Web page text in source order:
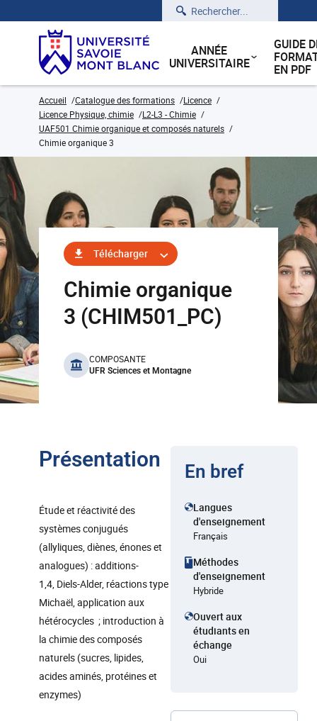
Rechercher
ANNÉE
UNIVERSITAIRE
GUIDE
EN PDF
Accueil Catalogue des formations
Licence
Licence Physique, chimie
L2-L3 - Chimie
UAF501 Chimie organique et composés naturels
Chimie organique 3
Télécharger
Chimie organique
3 (CHIM501_PC)
benefits
COMPOSANTE
UFR Sciences et Montagne
Présentation
Étude et réactivité des
systèmes conjugués
(allyliques, diènes, énones et
analogues) : additions-
1,4, Diels-Alder, réactions type
Michaël, application aux
hétérocycles ; introduction à
la chimie des composés
naturels (sucres, lipides,
acides aminés, protéines et
enzymes)
En bref
Langues
d'enseignement
Français
Méthodes
d'enseignement
Hybride
Ouvert aux
étudiants en
échange
Oui